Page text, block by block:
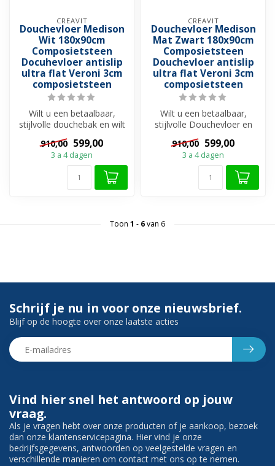
CREAVIT
Douchevloer Medison
Wit 180x90cm
Composietsteen
Docuhevloer antislip
ultra flat Veroni 3cm
composietsteen
Wilt u een betaalbaar,
stijlvolle douchebak en wilt
v...
910,00 599,00
3 a 4 dagen
CREAVIT
Douchevloer Medison
Mat Zwart 180x90cm
Composietsteen
Douchevloer antislip
ultra flat Veroni 3cm
composietsteen
Wilt u een betaalbaar,
stijlvolle Douchevloer en
onderdeel...
910,00 599,00
3 a 4 dagen
Toon 1 - 6van 6
Vind hier snel het antwoord op jouw
vraag.
Als je vragen hebt over onze producten of je aankoop, bezoek
dan onze klantenservicepagina. Hier vind je onze
bedrijfsgegevens, antwoorden op veelgestelde vragen en
verschillende manieren om contact met ons op te nemen.
Schrijf je nu in voor onze nieuwsbrief.
Blijf op de hoogte over onze laatste acties